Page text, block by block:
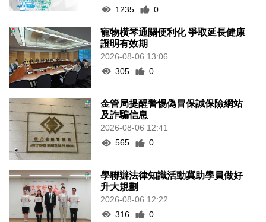
1235
0
寵物橫琴通關便利化 爭取延長健康
證明有效期
2026-08-06 13:06
305
0
金管局提醒警惕偽冒保誠保險網站
及詐騙信息
2026-08-06 12:41
565
0
學聯辦法律知識活動冀助學員做好
升大規劃
2026-08-06 12:22
316
0